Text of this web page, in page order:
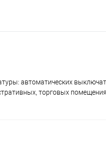
автоматических
торговых